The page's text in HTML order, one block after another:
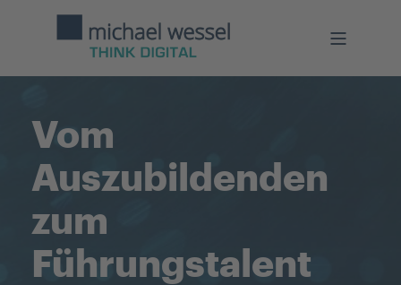
Vom
Auszubildenden
zum
Führungstalent